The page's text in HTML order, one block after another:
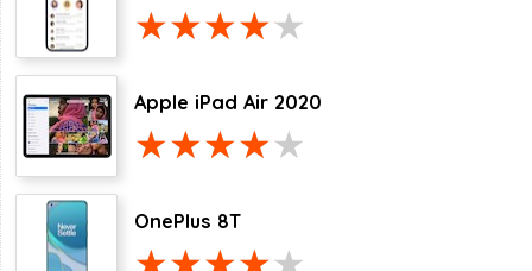
Apple iPad Air 2020
OnePlus 8T